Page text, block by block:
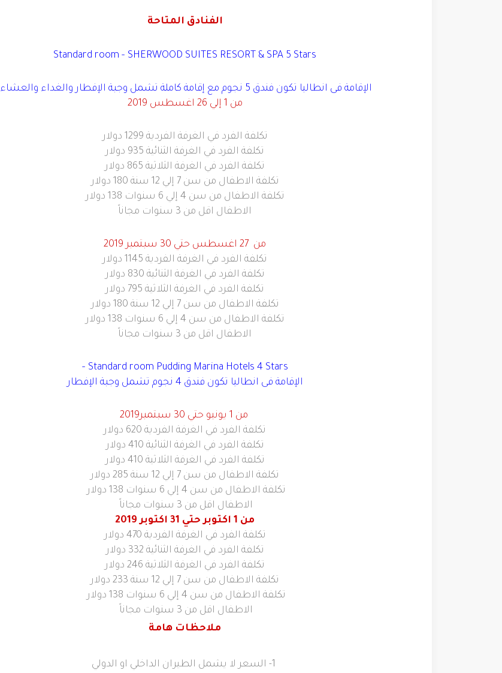
الفنادق المتاحة
SHERWOOD SUITES RESORT & SPA 5 Stars
–
Standard room
الإقامة فى انطاليا تكون فندق 5 نجوم مع إقامة كاملة تشمل وجبة الإفطار والغداء والعشاء
من 1 إلي 26 اغسطس 2019
تكلفة الفرد في الغرفة الفردية 1299 دولار
تكلفة الفرد في الغرفة الثنائية 935 دولار
تكلفة الفرد في الغرفة الثلاثية 865 دولار
تكلفة الاطفال من سن 7 إلي 12 سنة 180 دولار
تكلفة الاطفال من سن 4 إلي 6 سنوات 138 دولار
الاطفال اقل من 3 سنوات مجاناً
من 27 اغسطس حتي 30 سبتمبر 2019
تكلفة الفرد في الغرفة الفردية 1145 دولار
تكلفة الفرد في الغرفة الثنائية 830 دولار
تكلفة الفرد في الغرفة الثلاثية 795 دولار
تكلفة الاطفال من سن 7 إلي 12 سنة 180 دولار
تكلفة الاطفال من سن 4 إلي 6 سنوات 138 دولار
الاطفال اقل من 3 سنوات مجاناً
Pudding Marina Hotels 4 Stars
– Standard room
الإقامة فى انطاليا تكون فندق4 نجوم تشمل وجبة الإفطار
من 1 يونيو حتي 30 سبتمبر2019
تكلفة الفرد في الغرفة الفردية 620 دولار
تكلفة الفرد في الغرفة الثنائية 410 دولار
تكلفة الفرد في الغرفة الثلاثية 410 دولار
تكلفة الاطفال من سن 7 إلي 12 سنة 285 دولار
تكلفة الاطفال من سن 4 إلي 6 سنوات 138 دولار
الاطفال اقل من 3 سنوات مجاناً
من 1 اكتوبر حتي 31 اكتوبر 2019
تكلفة الفرد في الغرفة الفردية 470 دولار
تكلفة الفرد في الغرفة الثنائية 332 دولار
تكلفة الفرد في الغرفة الثلاثية 246 دولار
تكلفة الاطفال من سن 7 إلي 12 سنة 233 دولار
تكلفة الاطفال من سن 4 إلي 6 سنوات 138 دولار
الاطفال اقل من 3 سنوات مجاناً
ملاحظات هامة